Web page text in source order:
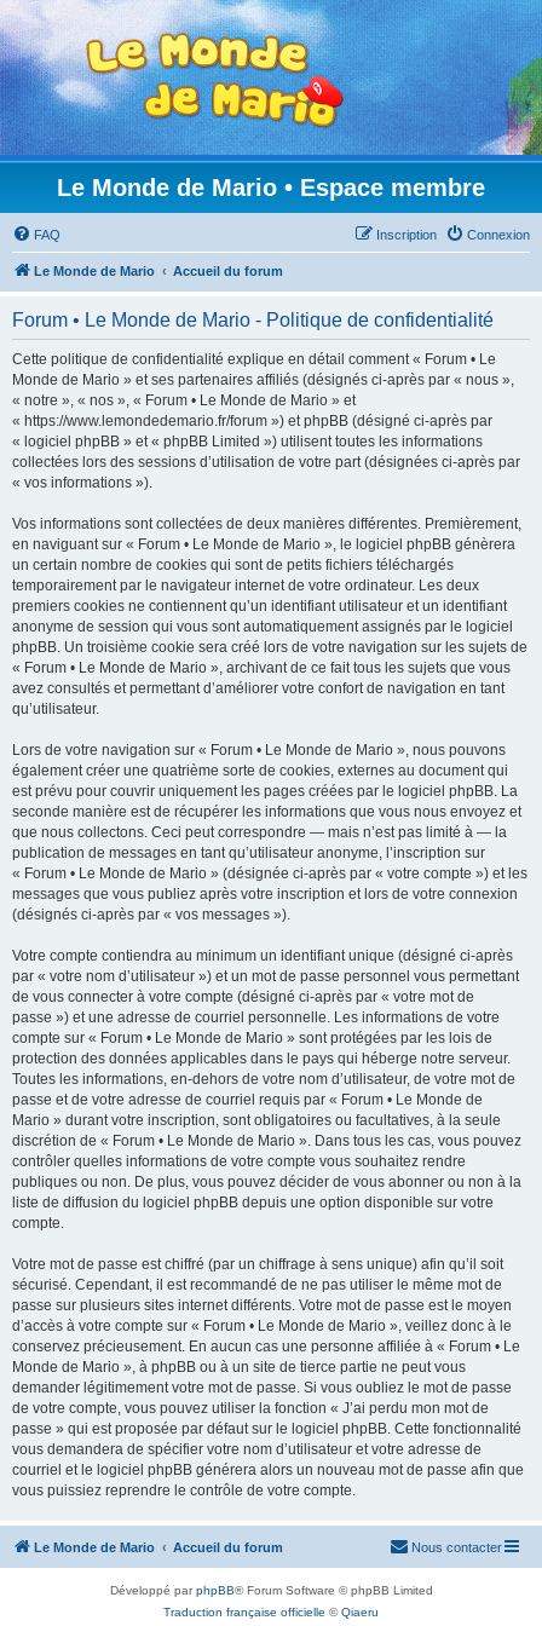
Le Monde de Mario • Espace membre
FAQ Connexion
Inscription
Le Monde de Mario Accueil du forum
Forum • Le Monde de Mario - Politique de confidentialité
Cette politique de confidentialité explique en détail comment « Forum • Le
Monde de Mario » et ses partenaires affiliés (désignés ci-après par « nous »,
« notre », « nos », « Forum • Le Monde de Mario » et
« https://www.lemondedemario.fr/forum ») et phpBB (désigné ci-après par
« logiciel phpBB » et « phpBB Limited ») utilisent toutes les informations
collectées lors des sessions d’utilisation de votre part (désignées ci-après par
« vos informations »).
Vos informations sont collectées de deux manières différentes. Premièrement,
en naviguant sur « Forum • Le Monde de Mario », le logiciel phpBB génèrera
un certain nombre de cookies qui sont de petits fichiers téléchargés
temporairement par le navigateur internet de votre ordinateur. Les deux
premiers cookies ne contiennent qu’un identifiant utilisateur et un identifiant
anonyme de session qui vous sont automatiquement assignés par le logiciel
phpBB. Un troisième cookie sera créé lors de votre navigation sur les sujets de
« Forum • Le Monde de Mario », archivant de ce fait tous les sujets que vous
avez consultés et permettant d’améliorer votre confort de navigation en tant
qu’utilisateur.
Lors de votre navigation sur « Forum • Le Monde de Mario », nous pouvons
également créer une quatrième sorte de cookies, externes au document qui
est prévu pour couvrir uniquement les pages créées par le logiciel phpBB. La
seconde manière est de récupérer les informations que vous nous envoyez et
que nous collectons. Ceci peut correspondre — mais n’est pas limité à — la
publication de messages en tant qu’utilisateur anonyme, l’inscription sur
« Forum • Le Monde de Mario » (désignée ci-après par « votre compte ») et les
messages que vous publiez après votre inscription et lors de votre connexion
(désignés ci-après par « vos messages »).
Votre compte contiendra au minimum un identifiant unique (désigné ci-après
par « votre nom d’utilisateur ») et un mot de passe personnel vous permettant
de vous connecter à votre compte (désigné ci-après par « votre mot de
passe ») et une adresse de courriel personnelle. Les informations de votre
compte sur « Forum • Le Monde de Mario » sont protégées par les lois de
protection des données applicables dans le pays qui héberge notre serveur.
Toutes les informations, en-dehors de votre nom d’utilisateur, de votre mot de
passe et de votre adresse de courriel requis par « Forum • Le Monde de
Mario » durant votre inscription, sont obligatoires ou facultatives, à la seule
discrétion de « Forum • Le Monde de Mario ». Dans tous les cas, vous pouvez
contrôler quelles informations de votre compte vous souhaitez rendre
publiques ou non. De plus, vous pouvez décider de vous abonner ou non à la
liste de diffusion du logiciel phpBB depuis une option disponible sur votre
compte.
Votre mot de passe est chiffré (par un chiffrage à sens unique) afin qu’il soit
sécurisé. Cependant, il est recommandé de ne pas utiliser le même mot de
passe sur plusieurs sites internet différents. Votre mot de passe est le moyen
d’accès à votre compte sur « Forum • Le Monde de Mario », veillez donc à le
conservez précieusement. En aucun cas une personne affiliée à « Forum • Le
Monde de Mario », à phpBB ou à un site de tierce partie ne peut vous
demander légitimement votre mot de passe. Si vous oubliez le mot de passe
de votre compte, vous pouvez utiliser la fonction « J’ai perdu mon mot de
passe » qui est proposée par défaut sur le logiciel phpBB. Cette fonctionnalité
vous demandera de spécifier votre nom d’utilisateur et votre adresse de
courriel et le logiciel phpBB générera alors un nouveau mot de passe afin que
vous puissiez reprendre le contrôle de votre compte.
Le Monde de Mario Accueil du forum Nous contacter
Développé parphpBB® Forum Software © phpBB Limited
Traduction française officielle ©Qiaeru